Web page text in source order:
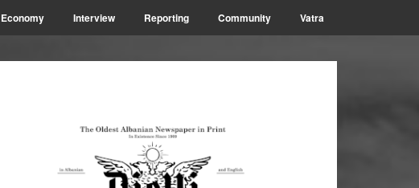
Economy Interview Reporting Community Vatra